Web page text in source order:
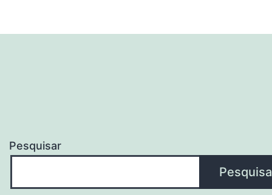
Pesquisar